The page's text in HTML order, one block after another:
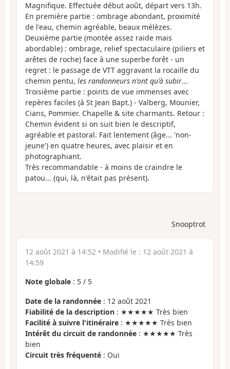
Magnifique. Effectuée début août, départ vers 13h.
En première partie : ombrage abondant, proximité
de l'eau, chemin agréable, beaux mélèzes.
Deuxième partie (montée assez raide mais
abordable) : ombrage, relief spectaculaire (piliers et
arêtes de roche) face à une superbe forêt - un
regret : le passage de VTT aggravant la rocaille du
chemin pentu, les randonneurs n'ont qu'à subir...
Troisième partie : points de vue immenses avec
repères faciles (à St Jean Bapt.) - Valberg, Mounier,
Cians, Pommier. Chapelle & site charmants. Retour :
Chemin évident si on suit bien le descriptif,
agréable et pastoral. Fait lentement (âge... 'non-
jeune') en quatre heures, avec plaisir et en
photographiant.
Très recommandable - à moins de craindre le
patou... (qui, là, n'était pas présent).
Snooptrot
12 août 2021 à 14:52 • Modifié le : 12 août 2021 à
14:59
Note globale : 5 / 5
Date de la randonnée : 12 août 2021
Fiabilité de la description : ★★★★★ Très bien
Facilité à suivre l'itinéraire : ★★★★★ Très bien
Intérêt du circuit de randonnée : ★★★★★ Très
bien
Circuit très fréquenté : Oui